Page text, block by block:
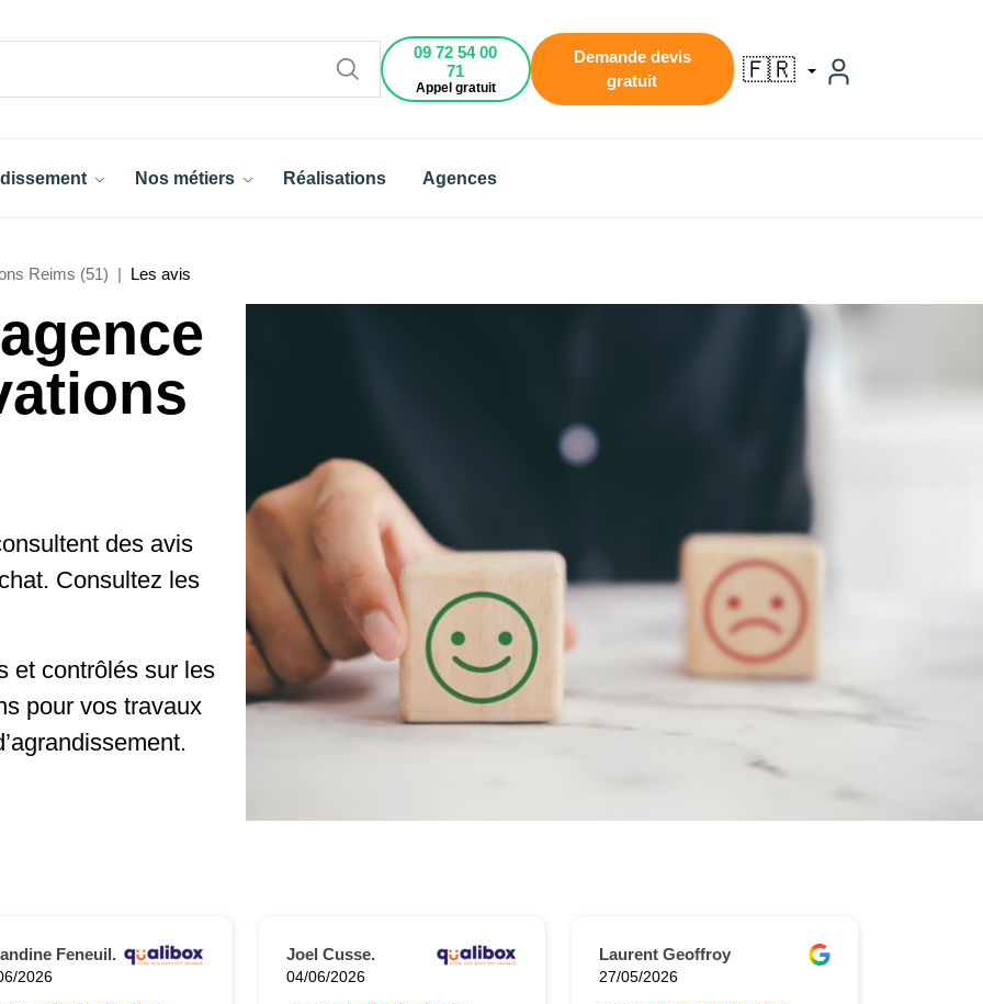
09 72 54 00
71
Appel gratuit
Demande devis
gratuit
🇫🇷
Nos métiers Réalisations Agences
Reims (51) Les avis
des avis
Consultez les
et contrôlés sur les
pour vos travaux
Feneuil.
2026
Joel Cusse.
04/06/2026
Laurent Geoffroy
27/05/2026